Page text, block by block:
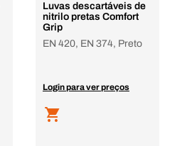
Luvas descartáveis de
nitrilo pretas Comfort
Grip
EN 420, EN 374, Preto
Login para ver preços